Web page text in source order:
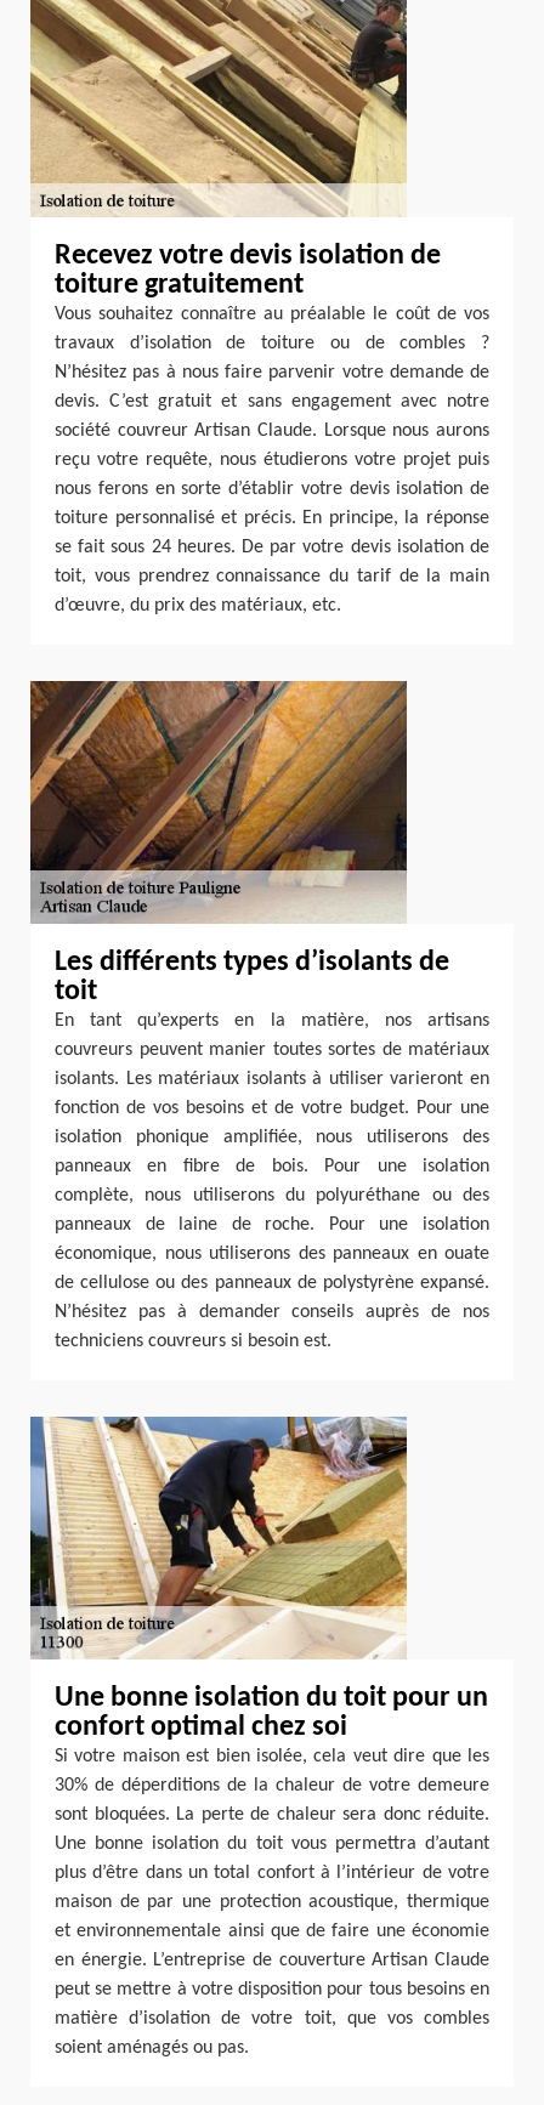
Recevez votre devis isolation de
toiture gratuitement
Vous souhaitez connaître au préalable le coût de vos
travaux d’isolation de toiture ou de combles ?
N’hésitez pas à nous faire parvenir votre demande de
devis. C’est gratuit et sans engagement avec notre
société couvreur Artisan Claude. Lorsque nous aurons
reçu votre requête, nous étudierons votre projet puis
nous ferons en sorte d’établir votre devis isolation de
toiture personnalisé et précis. En principe, la réponse
se fait sous 24 heures. De par votre devis isolation de
toit, vous prendrez connaissance du tarif de la main
d’œuvre, du prix des matériaux, etc.
Les différents types d’isolants de
toit
En tant qu’experts en la matière, nos artisans
couvreurs peuvent manier toutes sortes de matériaux
isolants. Les matériaux isolants à utiliser varieront en
fonction de vos besoins et de votre budget. Pour une
isolation phonique amplifiée, nous utiliserons des
panneaux en fibre de bois. Pour une isolation
complète, nous utiliserons du polyuréthane ou des
panneaux de laine de roche. Pour une isolation
économique, nous utiliserons des panneaux en ouate
de cellulose ou des panneaux de polystyrène expansé.
N’hésitez pas à demander conseils auprès de nos
techniciens couvreurs si besoin est.
Une bonne isolation du toit pour un
confort optimal chez soi
Si votre maison est bien isolée, cela veut dire que les
30% de déperditions de la chaleur de votre demeure
sont bloquées. La perte de chaleur sera donc réduite.
Une bonne isolation du toit vous permettra d’autant
plus d’être dans un total confort à l’intérieur de votre
maison de par une protection acoustique, thermique
et environnementale ainsi que de faire une économie
en énergie. L’entreprise de couverture Artisan Claude
peut se mettre à votre disposition pour tous besoins en
matière d’isolation de votre toit, que vos combles
soient aménagés ou pas.